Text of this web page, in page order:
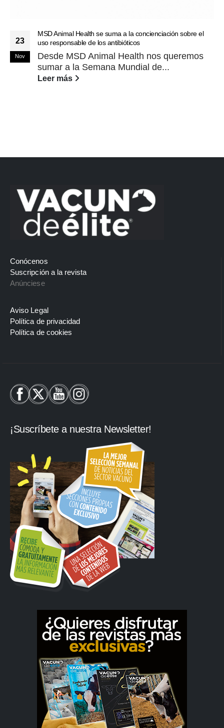
23
Nov
MSD Animal Health se suma a la concienciación sobre el
uso responsable de los antibióticos
Desde MSD Animal Health nos queremos
sumar a la Semana Mundial de...
Leer más
Conócenos
Suscripción a la revista
Anúnciese
Aviso Legal
Política de privacidad
Política de cookies
¡Suscríbete a nuestra Newsletter!